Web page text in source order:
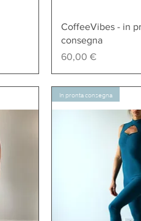
Vista rapida
CoffeeVibes - in
consegna
Prezzo
60,00 €
In pronta consegna